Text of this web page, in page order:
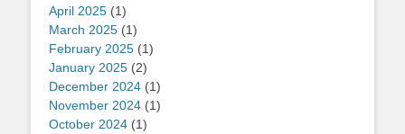
April 2025 (1)
March 2025 (1)
February 2025 (1)
January 2025 (2)
December 2024 (1)
November 2024 (1)
October 2024 (1)